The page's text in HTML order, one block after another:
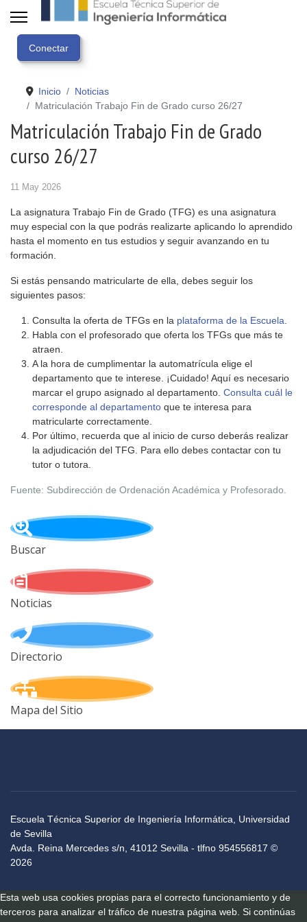
Inicio
Noticias
Matriculación Trabajo Fin de Grado curso 26/27
Matriculación Trabajo Fin de Grado
curso 26/27
11 May 2026
La asignatura Trabajo Fin de Grado (TFG) es una asignatura
muy especial con la que podrás realizarte aplicando lo aprendido
hasta el momento en tus estudios y seguir avanzando en tu
formación.
Si estás pensando matricularte de ella, debes seguir los
siguientes pasos:
Consulta la oferta de TFGs en la plataforma de la Escuela
Habla con el profesorado que oferta los TFGs que más te
atraen.
A la hora de cumplimentar la automatrícula elige el
departamento que te interese. ¡Cuidado! Aquí es necesario
marcar el grupo asignado al departamento. Consulta cuál le
corresponde al departamento que te interesa para
matricularte correctamente.
Por último, recuerda que al inicio de curso deberás realizar
la adjudicación del TFG. Para ello debes contactar con tu
tutor o tutora.
Fuente: Subdirección de Ordenación Académica y Profesorado.
Buscar
Noticias
Directorio
Mapa del Sitio
Escuela Técnica Superior de Ingeniería Informática, Universidad
de Sevilla
Avda. Reina Mercedes s/n, 41012 Sevilla - tlfno 954556817 ©
2026
Esta web usa cookies propias para el correcto funcionamiento y de
terceros para analizar el tráfico de nuestra página web. Si continúas